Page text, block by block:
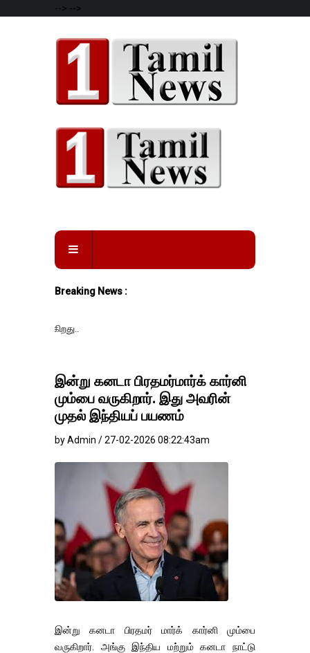
--> -->
Breaking News :
இன்று கனடா பிரதமர்மார்க் கார்னி
மும்பை வருகிறார். இது அவரின்
முதல் இந்தியப் பயணம்
by Admin / 27-02-2026 08:22:43am
இன்று கனடா பிரதமர் மார்க் கார்னி மும்பை
வருகிறார். அங்கு இந்திய மற்றும் கனடா நாட்டு